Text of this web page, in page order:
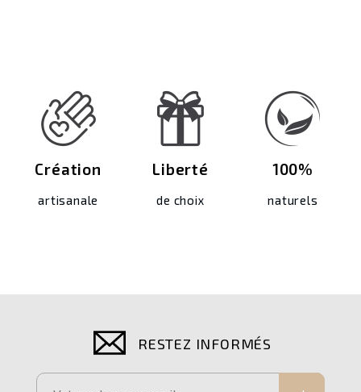
Création
artisanale
Liberté
de choix
100%
naturels
RESTEZ INFORMÉS